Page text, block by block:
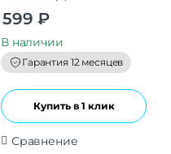
o
t
o
f
5
599 ₽
В наличии
Гарантия 12 месяцев
Купить в 1 клик
Сравнение